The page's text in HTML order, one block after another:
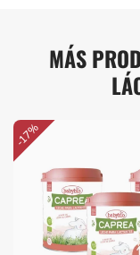
MÁS
-17%